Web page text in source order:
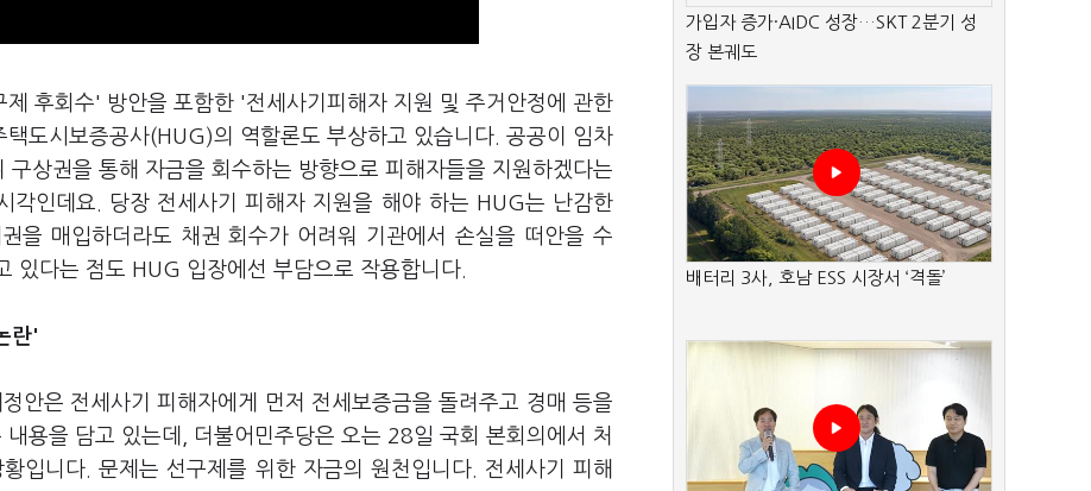
후회수' 방안을 포함한 '전세사기피해자 지원 및 주거안정에 관한
도시보증공사(HUG)의 역할론도 부상하고 있습니다. 공공이 임차
상권을 통해 자금을 회수하는 방향으로 피해자들을 지원하겠다는
각인데요. 당장 전세사기 피해자 지원을 해야 하는 HUG는 난감한
을 매입하더라도 채권 회수가 어려워 기관에서 손실을 떠안을 수
있다는 점도 HUG 입장에선 부담으로 작용합니다.
란'
안은 전세사기 피해자에게 먼저 전세보증금을 돌려주고 경매 등을
내용을 담고 있는데, 더불어민주당은 오는 28일 국회 본회의에서 처
입니다. 문제는 선구제를 위한 자금의 원천입니다. 전세사기 피해
가입자 증가·AIDC 성장…SKT 2분기 성
장 본궤도
배터리 3사, 호남 ESS 시장서 ‘격돌’